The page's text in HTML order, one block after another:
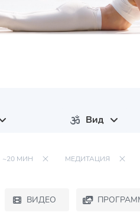
Вид
~20 МИН МЕДИТАЦИЯ
ВИДЕО